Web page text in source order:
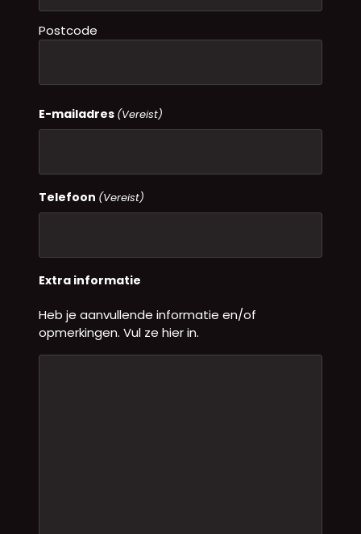
Postcode
E-mailadres (Vereist)
Telefoon (Vereist)
Extra informatie
Heb je aanvullende informatie en/of
opmerkingen. Vul ze hier in.